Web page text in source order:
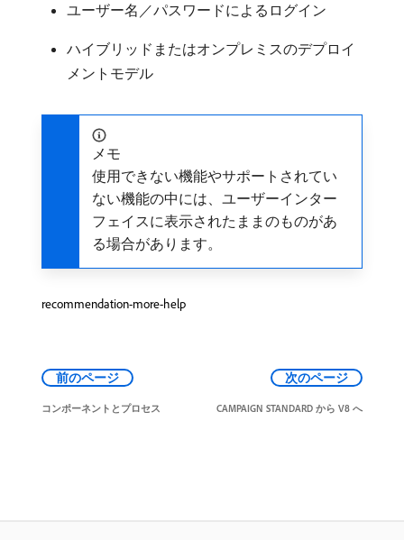
ユーザー名／パスワードによるログイン
ハイブリッドまたはオンプレミスのデプロイ
メントモデル
メモ
使用できない機能やサポートされてい
ない機能の中には、ユーザーインター
フェイスに表示されたままのものがあ
る場合があります。
recommendation-more-help
前のページ
コンポーネントとプロセス
次のページ
CAMPAIGN STANDARD から V8 へ